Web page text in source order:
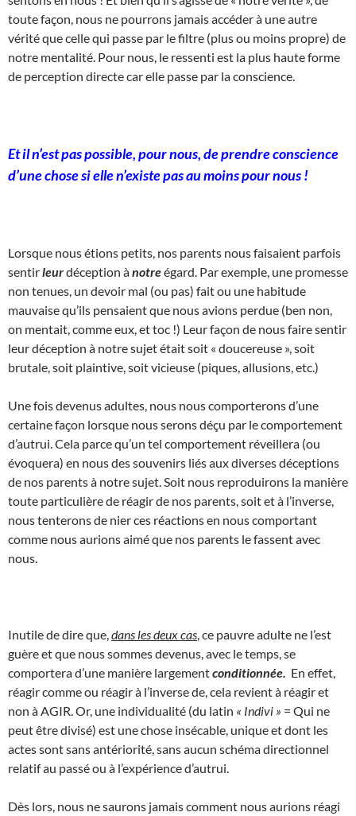
toute façon, nous ne pourrons jamais accéder à une autre
vérité que celle qui passe par le filtre (plus ou moins propre) de
notre mentalité. Pour nous, le ressenti est la plus haute forme
de perception directe car elle passe par la conscience.
Et il n’est pas possible, pour nous, de prendre conscience
d’une chose si elle n’existe pas au moins pour nous !
Lorsque nous étions petits, nos parents nous faisaient parfois
sentirleurdéception ànotreégard. Par exemple, une promesse
non tenues, un devoir mal (ou pas) fait ou une habitude
mauvaise qu’ils pensaient que nous avions perdue (ben non,
on mentait, comme eux, et toc !) Leur façon de nous faire sentir
leur déception à notre sujet était soit « doucereuse », soit
brutale, soit plaintive, soit vicieuse (piques, allusions, etc.)
Une fois devenus adultes, nous nous comporterons d’une
certaine façon lorsque nous serons déçu par le comportement
d’autrui. Cela parce qu’un tel comportement réveillera (ou
évoquera) en nous des souvenirs liés aux diverses déceptions
de nos parents à notre sujet. Soit nous reproduirons la manière
toute particulière de réagir de nos parents, soit et à l’inverse,
nous tenterons de nier ces réactions en nous comportant
comme nous aurions aimé que nos parents le fassent avec
nous.
Inutile de dire que, dans les deux cas , ce pauvre adulte ne l’est
guère et que nous sommes devenus, avec le temps, se
comportera d’une manière largementconditionnée. En effet,
réagir comme ou réagir à l’inverse de, cela revient à réagir et
non à AGIR. Or, une individualité (du latin « Indivi » = Qui ne
peut être divisé) est une chose insécable, unique et dont les
actes sont sans antériorité, sans aucun schéma directionnel
relatif au passé ou à l’expérience d’autrui.
Dès lors, nous ne saurons jamais comment nous aurions réagi